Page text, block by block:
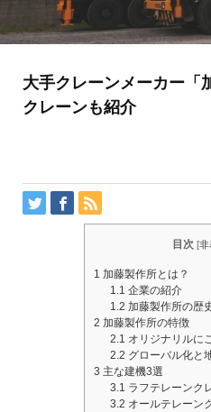
大手クレーンメーカー「
クレーンも紹介
目次 [非
1 加藤製作所とは？
1.1 企業の紹介
1.2 加藤製作所の歴
2 加藤製作所の特徴
2.1 オリジナリルに
2.2 グローバル化と
3 主な建機3選
3.1 ラフテレーンク
3.2 オールテレーン